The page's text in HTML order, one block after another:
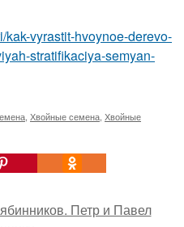
vyrastit-hvoynoe-derevo-
stratifikaciya-semyan-
Хвойные семена Хвойные